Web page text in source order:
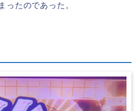
ったのであった。